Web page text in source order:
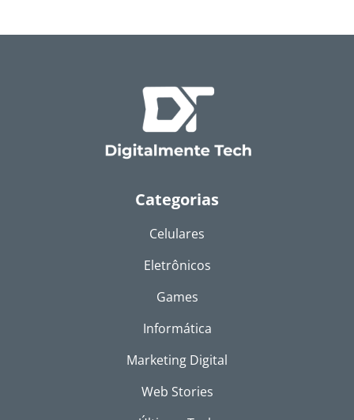
Categorias
Celulares
Eletrônicos
Games
Informática
Marketing Digital
Web Stories